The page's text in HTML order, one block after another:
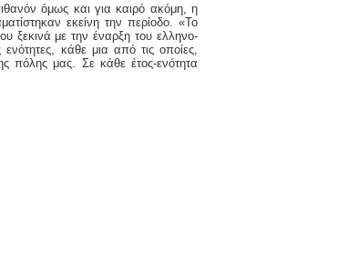
όμως και για καιρό ακόμη, η
εκείνη την περίοδο. «Το
ξεκινά με την έναρξη του ελληνο-
κάθε μια από τις οποίες,
πόλης μας. Σε κάθε έτος-ενότητα